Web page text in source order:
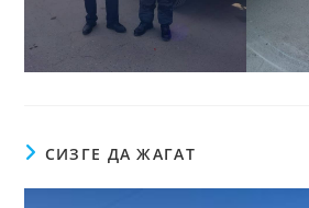
СИЗГЕ ДА ЖАГАТ